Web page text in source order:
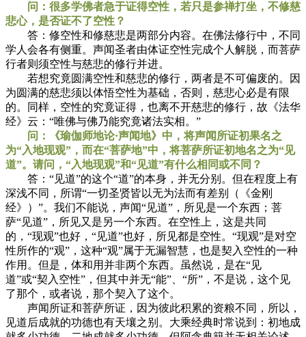
问：很多学佛者急于证得空性，若只是参禅打坐，不修慈
悲心，是否证不了空性？
答：修空性和修慈悲是两部分内容。在佛法修行中，不同
学人会各有侧重。声闻圣者由体证空性完成个人解脱，而菩萨
行者则须空性与慈悲的修行并进。
若想究竟圆满空性和慈悲的修行，两者是不可偏废的。因
为圆满的慈悲须以体悟空性为基础，否则，慈悲心必是有限
的。同样，空性的究竟证得，也离不开慈悲的修行，故《法华
经》云：“唯佛与佛乃能究竟诸法实相。”
问：《瑜伽师地论·声闻地》中，将声闻所证初果名之
为“入地现观”，而在“菩萨地”中，将菩萨所证初地名之为“见
道”。请问，“入地现观”和“见道”有什么相同或不同？
答：“见道”的这个“道”的本身，并无分别。但在程度上有
深浅不同，所谓“一切圣贤皆以无为法而有差别（《金刚
经》）”。我们不能说，声闻“见道”，所见是一个东西；菩
萨“见道”，所见又是另一个东西。在空性上，这是共同
的，“现观”也好，“见道”也好，所见都是空性。“现观”是对空
性所作的“观”，这种“观”属于无漏智慧，也是契入空性的一种
作用。但是，体和用并非两个东西。虽然说，是在“见
道”或“契入空性”，但其中并无“能”、“所”，不是说，这个见
了那个，或者说，那个契入了这个。
声闻所证和菩萨所证，因为彼此积累的资粮不同，所以，
见道后成就的功德也有天壤之别。大乘经典时常说到：初地成